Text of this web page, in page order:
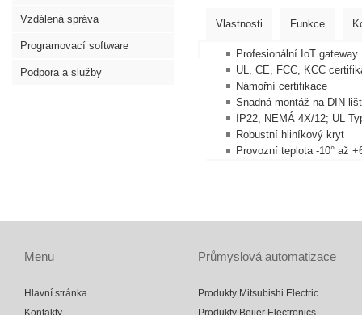
Vzdálená správa
Programovací software
Podpora a služby
Vlastnosti Funkce
Profesionální IoT gateway
UL, CE, FCC, KCC
Námořní certifikace
Snadná montáž na DIN
IP22, NEMÁ 4X/12; UL
Robustní hliníkový kryt
Provozní teplota -10° až
Menu
Hlavní stránka
Kontakty
Průmyslová automatizace
Produkty Mitsubishi Electric
Produkty Beijer Electronics